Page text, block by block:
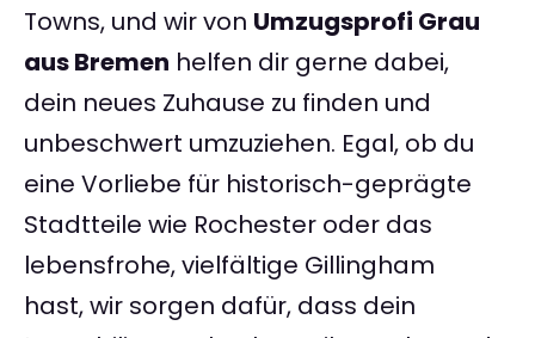
Towns, und wir von Umzugsprofi Grau
aus Bremen helfen dir gerne dabei,
dein neues Zuhause zu finden und
unbeschwert umzuziehen. Egal, ob du
eine Vorliebe für historisch-geprägte
Stadtteile wie Rochester oder das
lebensfrohe, vielfältige Gillingham
hast, wir sorgen dafür, dass dein